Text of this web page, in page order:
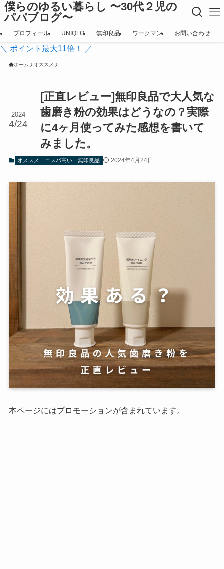
僕らのゆるい暮らし 〜30代２児の
パパブログ〜
プロフィール UNIQLO 無印良品 ワークマン お問い合わせ
＼ ポイント最大11倍！ ／
ホーム オススメ
[正直レビュー]無印良品で大人気な
歯磨き粉の効果はどうなの？実際
に4ヶ月使ってみた感想を書いて
みました。
2024
4/24
オススメ コスパ高い 無印良品 2024年4月24日
本ページにはプロモーションが含まれています。